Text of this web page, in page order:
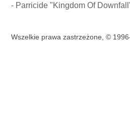
- Parricide "Kingdom Of
Wszelkie prawa zastrzeżone, ©